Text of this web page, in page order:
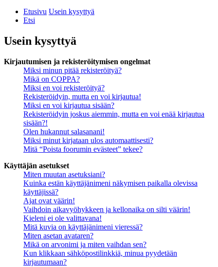
Etusivu Usein kysyttyä
Etsi
Usein kysyttyä
Kirjautumisen ja rekisteröitymisen ongelmat
Miksi minun pitää rekisteröityä?
Mikä on COPPA?
Miksi en voi rekisteröityä?
Rekisteröidyin, mutta en voi kirjautua!
Miksi en voi kirjautua sisään?
Rekisteröidyin joskus aiemmin, mutta en voi enää kirjautua
sisään?!
Olen hukannut salasanani!
Miksi minut kirjataan ulos automaattisesti?
Mitä “Poista foorumin evästeet” tekee?
Käyttäjän asetukset
Miten muutan asetuksiani?
Kuinka estän käyttäjänimeni näkymisen paikalla olevissa
käyttäjissä?
Ajat ovat väärin!
Vaihdoin aikavyöhykkeen ja kellonaika on silti väärin!
Kieleni ei ole valittavana!
Mitä kuvia on käyttäjänimeni vieressä?
Miten asetan avataren?
Mikä on arvonimi ja miten vaihdan sen?
Kun klikkaan sähköpostilinkkiä, minua pyydetään
kirjautumaan?